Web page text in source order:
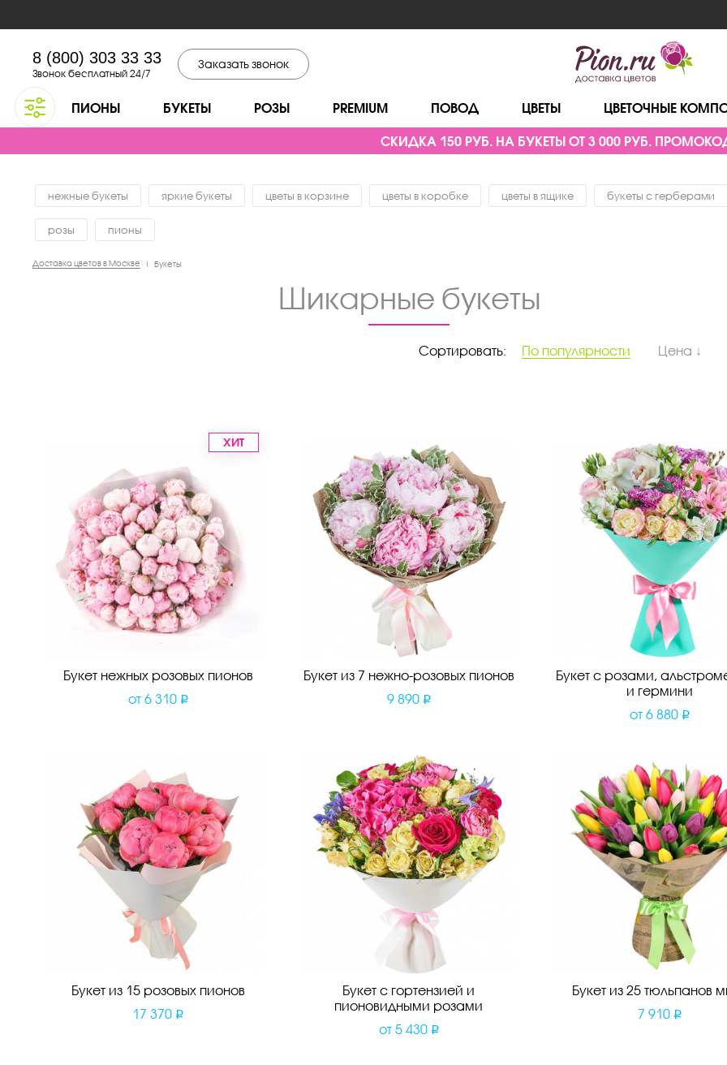
8 (800) 303 33 33
Звонок бесплатный 24/7
Заказать звонок
ПИОНЫ БУКЕТЫ РОЗЫ PREMIUM ПОВОД ЦВЕТЫ ЦВЕТОЧНЫЕ
СКИДКА 150 РУБ. НА БУКЕТЫ ОТ 3 000 РУБ.
нежные букеты яркие букеты цветы в корзине цветы в коробке цветы в ящике букеты с герберами
розы пионы
Доставка цветов в Москве | Букеты
шикарные букеты
Сортировать: По популярности Цена ↓
ХИТ
Букет нежных розовых пионов
от 6 310
Букет из 7 нежно-розовых пионов
9 890
Букет с розами,
и гермини
от 6 880
Букет из 15 розовых пионов
17 370
Букет с гортензией и
пионовидными розами
от 5 430
Букет из 25 тюльпанов
7 910